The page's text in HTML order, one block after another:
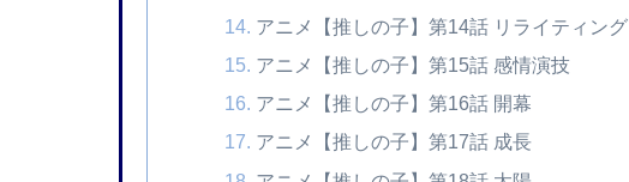
アニメ【推しの子】第14話 リライティング
アニメ【推しの子】第15話 感情演技
アニメ【推しの子】第16話 開幕
アニメ【推しの子】第17話 成長